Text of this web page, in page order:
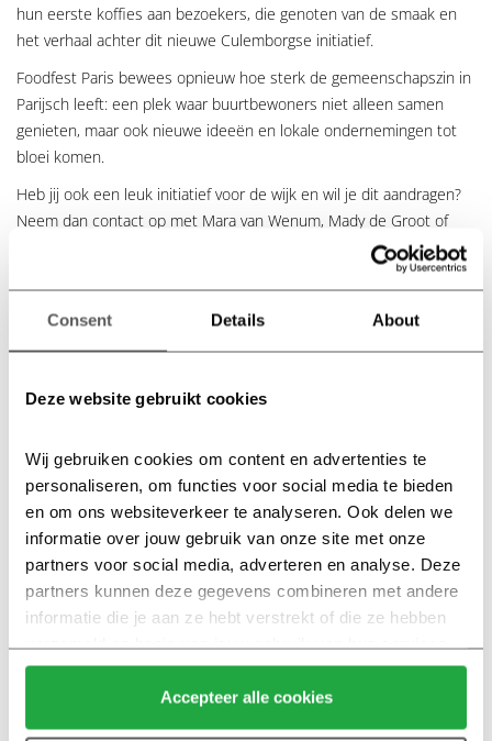
Consent Details About
Deze website gebruikt cookies
Wij gebruiken cookies om content en advertenties te
personaliseren, om functies voor social media te bieden
en om ons websiteverkeer te analyseren. Ook delen we
informatie over jouw gebruik van onze site met onze
partners voor social media, adverteren en analyse. Deze
partners kunnen deze gegevens combineren met andere
informatie die je aan ze hebt verstrekt of die ze hebben
verzameld op basis van jouw gebruik van hun services.
Klik hier voor meer informatie over ons cookiebeleid.
Accepteer alle cookies
hun eerste koffies aan bezoekers, die genoten van de smaak en
het verhaal achter dit nieuwe Culemborgse initiatief.
Foodfest Paris bewees opnieuw hoe sterk de gemeenschapszin in
Parijsch leeft: een plek waar buurtbewoners niet alleen samen
genieten, maar ook nieuwe ideeën en lokale ondernemingen tot
bloei komen.
Heb jij ook een leuk initiatief voor de wijk en wil je dit aandragen?
Neem dan contact op met Mara van Wenum, Mady de Groot of
Sharon van Tricht van Stichting Buurtinitiatieven Parijsch via